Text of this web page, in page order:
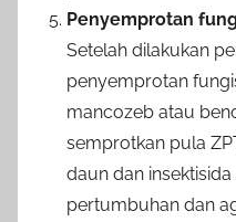
Penyemprotan
Setelah dilakukan
penyemprotan
mancozeb atau
semprotkan pula
daun dan
pertumbuhan dan